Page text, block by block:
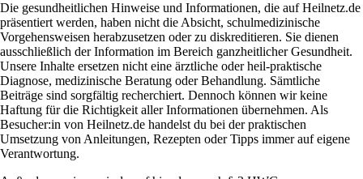
Die gesundheitlichen Hinweise und Informationen, die auf Heilnetz.de
präsentiert werden, haben nicht die Absicht, schulmedizinische
Vorgehensweisen herabzusetzen oder zu diskreditieren. Sie dienen
ausschließlich der Information im Bereich ganzheitlicher Gesundheit.
Unsere Inhalte ersetzen nicht eine ärztliche oder heil-praktische
Diagnose, medizinische Beratung oder Behandlung. Sämtliche
Beiträge sind sorgfältig recherchiert. Dennoch können wir keine
Haftung für die Richtigkeit aller Informationen übernehmen. Als
Besucher:in von Heilnetz.de handelst du bei der praktischen
Umsetzung von Anleitungen, Rezepten oder Tipps immer auf eigene
Verantwortung.